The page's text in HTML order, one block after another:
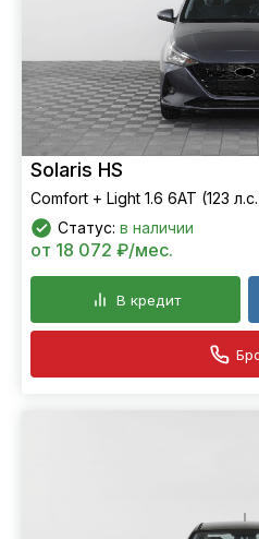
Solaris HS
Comfort + Light 1.6 6AT (123
Статус: в наличии
от 18 072 ₽/мес.
В кредит